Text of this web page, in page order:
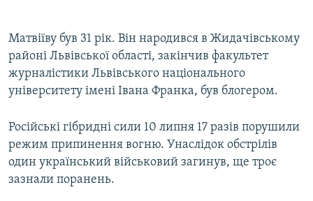
Матвіїву був 31 рік. Він народився в Жидачівському
районі Львівської області, закінчив факультет
журналістики Львівського національного
університету імені Івана Франка, був блогером.
Російські гібридні сили 10 липня 17 разів порушили
режим припинення вогню. Унаслідок обстрілів
один український військовий загинув, ще троє
зазнали поранень.